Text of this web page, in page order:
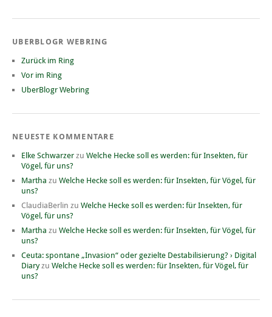
UBERBLOGR WEBRING
Zurück im Ring
Vor im Ring
UberBlogr Webring
NEUESTE KOMMENTARE
Elke Schwarzer zu Welche Hecke soll es werden: für Insekten, für
Vögel, für uns?
Martha zu Welche Hecke soll es werden: für Insekten, für Vögel, für
uns?
ClaudiaBerlin zu Welche Hecke soll es werden: für Insekten, für
Vögel, für uns?
Martha zu Welche Hecke soll es werden: für Insekten, für Vögel, für
uns?
Ceuta: spontane „Invasion“ oder gezielte Destabilisierung? › Digital
Diaryzu Welche Hecke soll es werden: für Insekten, für Vögel, für
uns?